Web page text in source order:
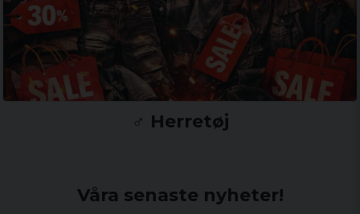
♂️ Herretøj
Våra senaste nyheter!